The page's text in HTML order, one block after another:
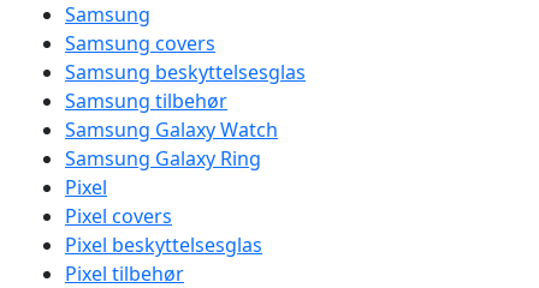
Samsung
Samsung covers
Samsung beskyttelsesglas
Samsung tilbehør
Samsung Galaxy Watch
Samsung Galaxy Ring
Pixel
Pixel covers
Pixel beskyttelsesglas
Pixel tilbehør